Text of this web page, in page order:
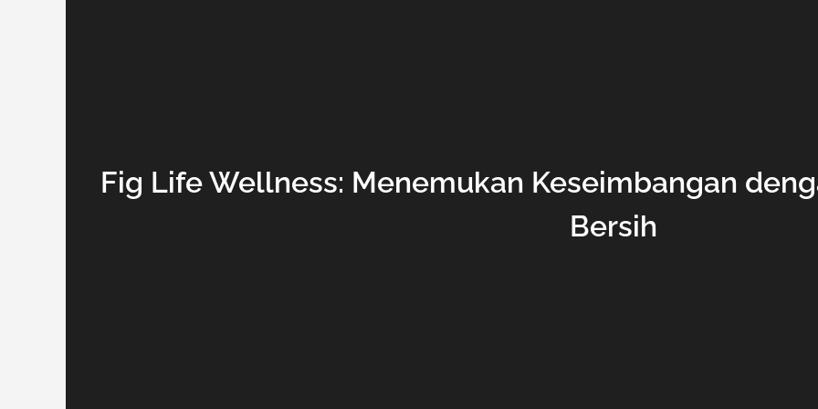
Fig Life Wellness: Menemukan Keseimbangan
Bersih